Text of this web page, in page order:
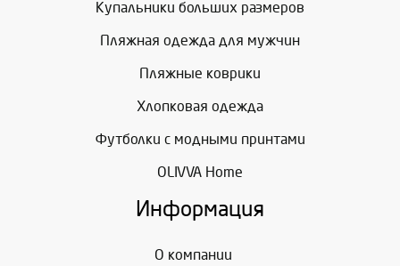
Купальники больших размеров
Пляжная одежда для мужчин
Пляжные коврики
Хлопковая одежда
Футболки с модными принтами
OLIVVA Home
Информация
О компании